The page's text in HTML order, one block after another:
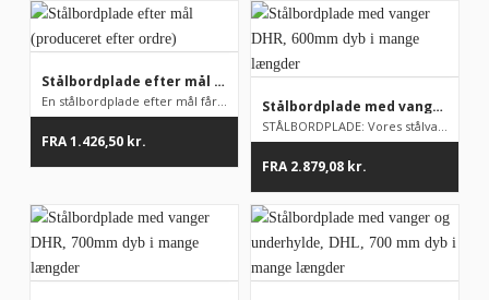
Stålbordplade efter mål (produceret efter ordre)
En stålbordplade efter mål får du med denne model fra vores an...
FRA1.426,50 kr.
Stålbordplade med vanger DHR, 600mm dyb i mange længder
STÅLBORDPLADE: Vores stålvarer er fødevaregodkendte. Alle vore...
FRA2.879,08 kr.